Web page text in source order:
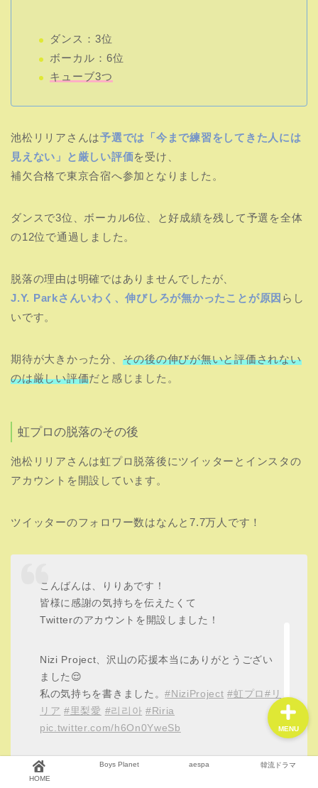
ダンス：3位
ボーカル：6位
キューブ3つ
池松リリアさんは予選では「今まで練習をしてきた人には
見えない」と厳しい評価を受け、
補欠合格で東京合宿へ参加となりました。
ダンスで3位、ボーカル6位、と好成績を残して予選を全体
の12位で通過しました。
脱落の理由は明確ではありませんでしたが、
J.Y. Parkさんいわく、伸びしろが無かったことが原因 らし
いです。
期待が大きかった分、 その後の伸びが無いと評価されない
のは厳しい評価だと感じました。
虹プロの脱落のその後
池松リリアさんは虹プロ脱落後にツイッターとインスタの
アカウントを開設しています。
ツイッターのフォロワー数はなんと7.7万人です！
こんばんは、りりあです！
皆様に感謝の気持ちを伝えたくて
Twitterのアカウントを開設しました！
Nizi Project、沢山の応援本当にありがとうござい
ました😌
私の気持ちを書きました。#NiziProject #虹プロ #リ
リア #里梨愛 #리리아 #Riria
pic.twitter.com/h6On0YweSb
— 里梨愛 (@Ririan920) July 1, 2020
HOME
Boys Planet aespa 韓流ドラマ
MENU
HOME